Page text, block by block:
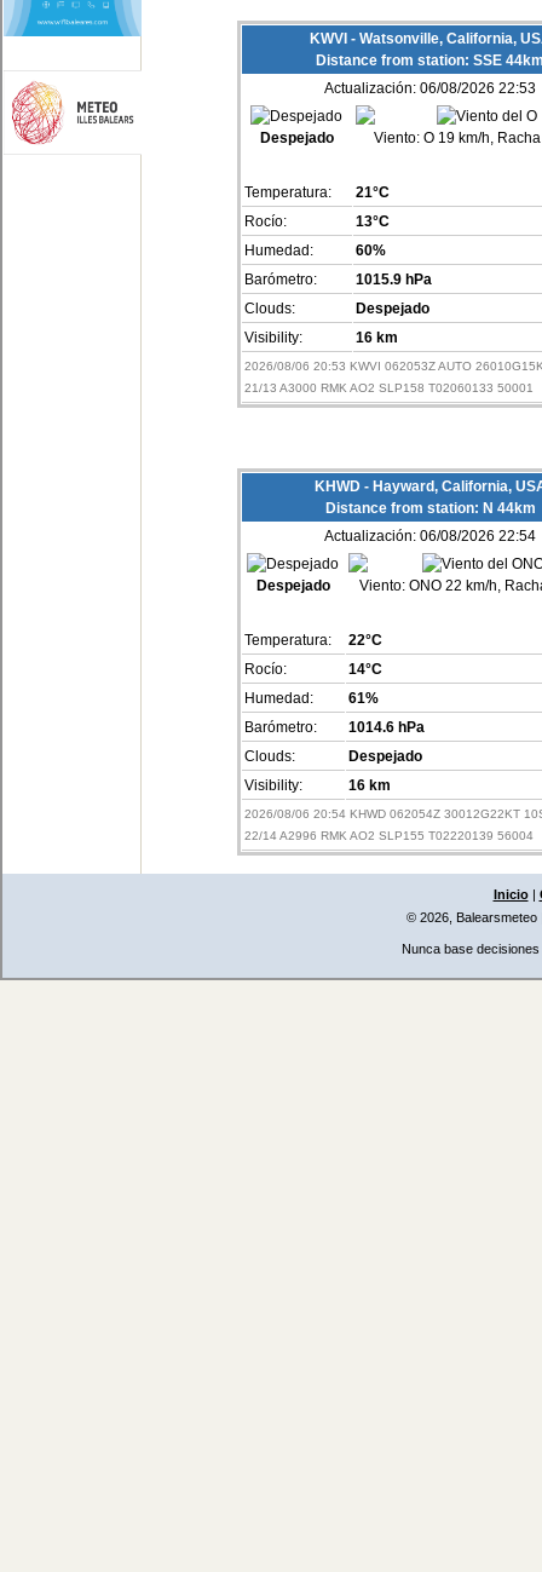
KWVI - Watsonville, California,
Distance from station: SSE
Actualización: 06/08/2026 22:53
Despejado Viento: O 19 km/h,
Temperatura:
21°C
Rocío:
13°C
Humedad:
60%
Barómetro:
1015.9 hPa
Clouds:
Despejado
Visibility:
16 km
2026/08/06 20:53 KWVI 062053Z AUTO
21/13 A3000 RMK AO2 SLP158 T02060133 50001
KHWD - Hayward, California,
Distance from station: N 44km
Actualización: 06/08/2026 22:54
Despejado Viento: ONO 22 km/h,
Temperatura:
22°C
Rocío:
14°C
Humedad:
61%
Barómetro:
1014.6 hPa
Clouds:
Despejado
Visibility:
16 km
2026/08/06 20:54 KHWD 062054Z 30012G22KT
22/14 A2996 RMK AO2 SLP155 T02220139 56004
Inicio|
© 2026, Balearsmeteo
Nunca base